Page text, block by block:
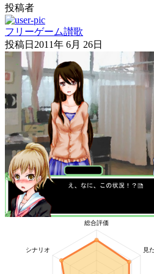
投稿者
フリーゲーム讃歌
投稿日 2011年 6月 26日